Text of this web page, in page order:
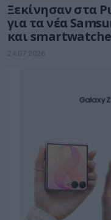
Ξεκίνησαν στα
για τα νέα
και
24.07.2026